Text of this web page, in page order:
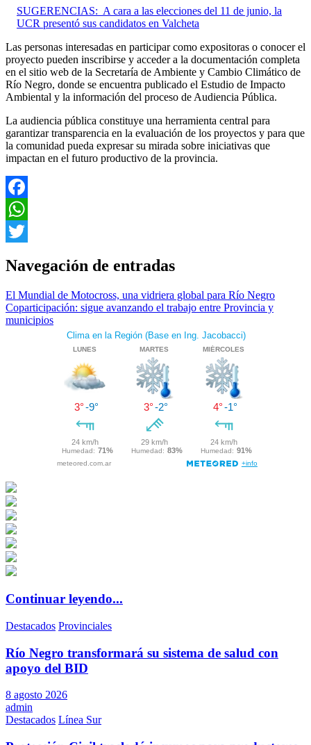
SUGERENCIAS: A cara a las elecciones del 11 de junio, la
UCR presentó sus candidatos en Valcheta
Las personas interesadas en participar como expositoras o conocer el
proyecto pueden inscribirse y acceder a la documentación completa
en el sitio web de la Secretaría de Ambiente y Cambio Climático de
Río Negro, donde se encuentra publicado el Estudio de Impacto
Ambiental y la información del proceso de Audiencia Pública.
La audiencia pública constituye una herramienta central para
garantizar transparencia en la evaluación de los proyectos y para que
la comunidad pueda expresar su mirada sobre iniciativas que
impactan en el futuro productivo de la provincia.
Facebook
WhatsApp
Navegación de entradas
El Mundial de Motocross, una vidriera global para Río Negro
Coparticipación: sigue avanzando el trabajo entre Provincia y
municipios
Continuar leyendo...
Destacados Provinciales
Río Negro transformará su sistema de salud con
apoyo del BID
8 agosto 2026
admin
Destacados Línea Sur